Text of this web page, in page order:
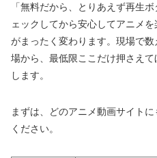
「無料だから、とりあえず再生
ェックしてから安心してアニメ
がまったく変わります。現場で
場から、最低限ここだけ押さえ
します。
まずは、どのアニメ動画サイト
ください。